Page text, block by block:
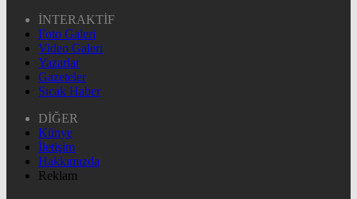
İNTERAKTİF
Foto Galeri
Video Galeri
Yazarlar
Gazeteler
Sıcak Haber
DİĞER
Künye
İletişim
Hakkımızda
Reklam